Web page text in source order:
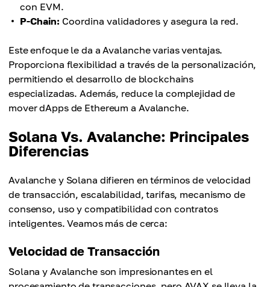
con EVM.
P-Chain: Coordina validadores y asegura la red.
Este enfoque le da a Avalanche varias ventajas.
Proporciona flexibilidad a través de la personalización,
permitiendo el desarrollo de blockchains
especializadas. Además, reduce la complejidad de
mover dApps de Ethereum a Avalanche.
Solana Vs. Avalanche: Principales
Diferencias
Avalanche y Solana difieren en términos de velocidad
de transacción, escalabilidad, tarifas, mecanismo de
consenso, uso y compatibilidad con contratos
inteligentes. Veamos más de cerca:
Velocidad de Transacción
Solana y Avalanche son impresionantes en el